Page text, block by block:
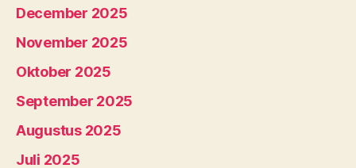
December 2025
November 2025
Oktober 2025
September 2025
Augustus 2025
Juli 2025